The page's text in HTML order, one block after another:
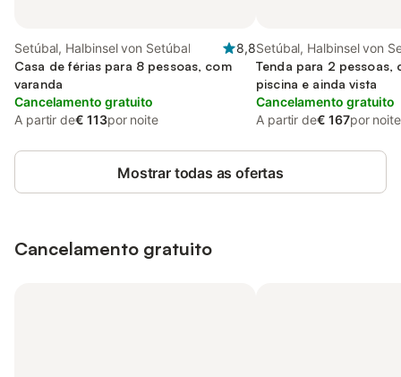
Setúbal, Halbinsel von Setúbal
8,8
Casa de férias para 8 pessoas, com
varanda
Cancelamento gratuito
A partir de€ 113por noite
Setúbal, Halbinsel von
Tenda para 2 pessoas,
piscina e ainda vista
Cancelamento gratuito
A partir de€ 167por noite
Mostrar todas as ofertas
Cancelamento gratuito